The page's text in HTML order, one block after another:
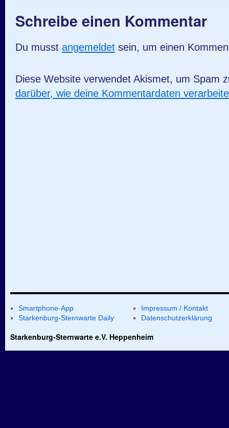
Schreibe einen Kommentar
Du musst angemeldet sein, um einen
Diese Website verwendet Akismet, um Spam
darüber, wie deine Kommentardaten
Smartphone-App
Starkenburg-Sternwarte Daily
Impressum / Kontakt
Datenschutzerklärung
Starkenburg-Sternwarte e.V. Heppenheim